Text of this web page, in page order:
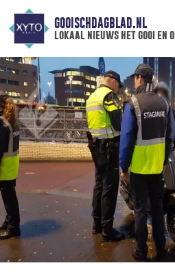
GOOISCHDAGBLAD.NL
lokaal nieuws het gooi en